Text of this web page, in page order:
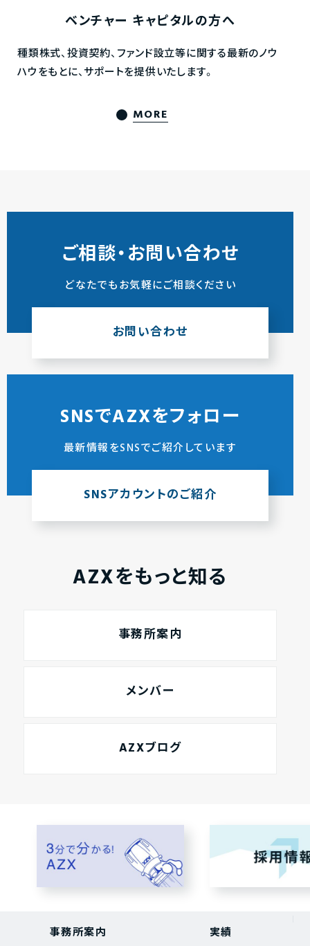
ベンチャー キャピタルの方へ
種類株式、投資契約、ファンド設立等に関する最新のノウ
ハウをもとに、サポートを提供いたします。
MORE
ご相談・お問い合わせ
どなたでもお気軽にご相談ください
お問い合わせ
SNSでAZXをフォロー
最新情報をSNSでご紹介しています
SNSアカウントのご紹介
AZXをもっと知る
事務所案内
メンバー
AZXブログ
事務所案内 実績